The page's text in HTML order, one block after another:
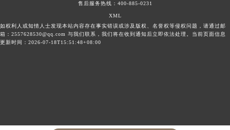
售后服务热线： 400-885-0231
XML
如权利人或知情人士发现本站内容存在事实错误或涉及版权、名誉权等侵权问题，请通过邮
箱：2557628530@qq.com 与我们联系，我们将在收到通知后立即依法处理。当前页面信息
更新时间：2026-07-18T15:51:48+08:00